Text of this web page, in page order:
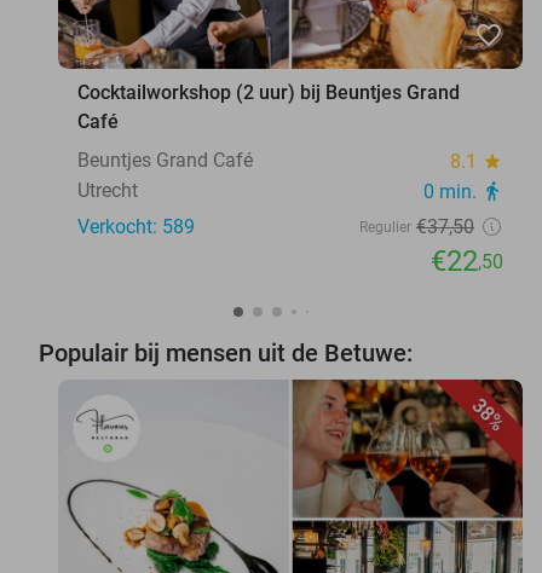
favorite_border
Cocktailworkshop (2 uur) bij Beuntjes Grand
Café
Beuntjes Grand Café
8.1 star
Utrecht 0 min. directions_walk
Verkocht: 589 Regulier €37,50
€22,50
Populair bij mensen uit de Betuwe:
38%